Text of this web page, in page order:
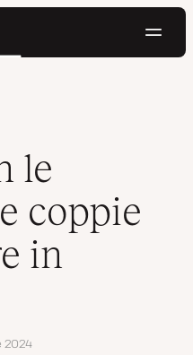
chiave-valore in
le
coppie
in
2024